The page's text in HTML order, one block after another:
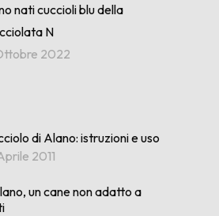
nati cuccioli blu della
N
2022
di Alano: istruzioni e uso
2011
un cane non adatto a